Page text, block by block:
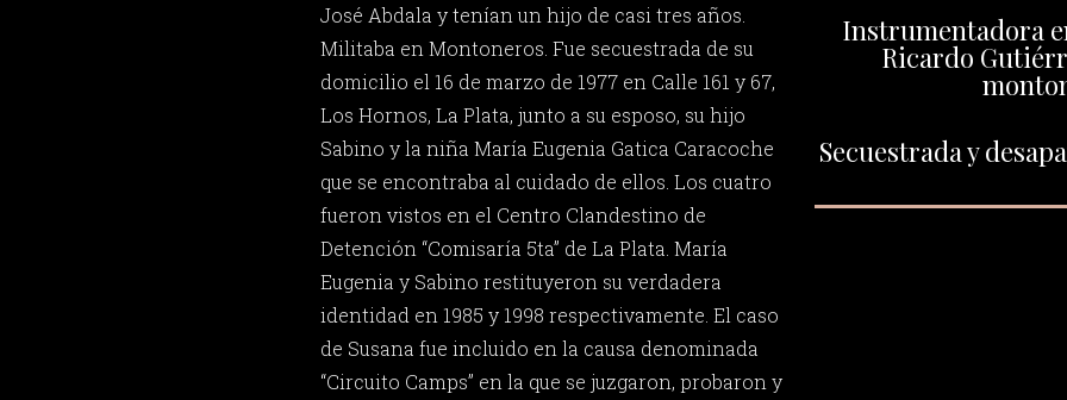
José Abdala y tenían un hijo de casi tres años.
Militaba en Montoneros. Fue secuestrada de su
domicilio el 16 de marzo de 1977 en Calle 161 y 67,
Los Hornos, La Plata, junto a su esposo, su hijo
Sabino y la niña María Eugenia Gatica Caracoche
que se encontraba al cuidado de ellos. Los cuatro
fueron vistos en el Centro Clandestino de
Detención “Comisaría 5ta” de La Plata. María
Eugenia y Sabino restituyeron su verdadera
identidad en 1985 y 1998 respectivamente. El caso
de Susana fue incluido en la causa denominada
“Circuito Camps” en la que se juzgaron, probaron y
Instrumentadora
Ricardo
Secuestrada y